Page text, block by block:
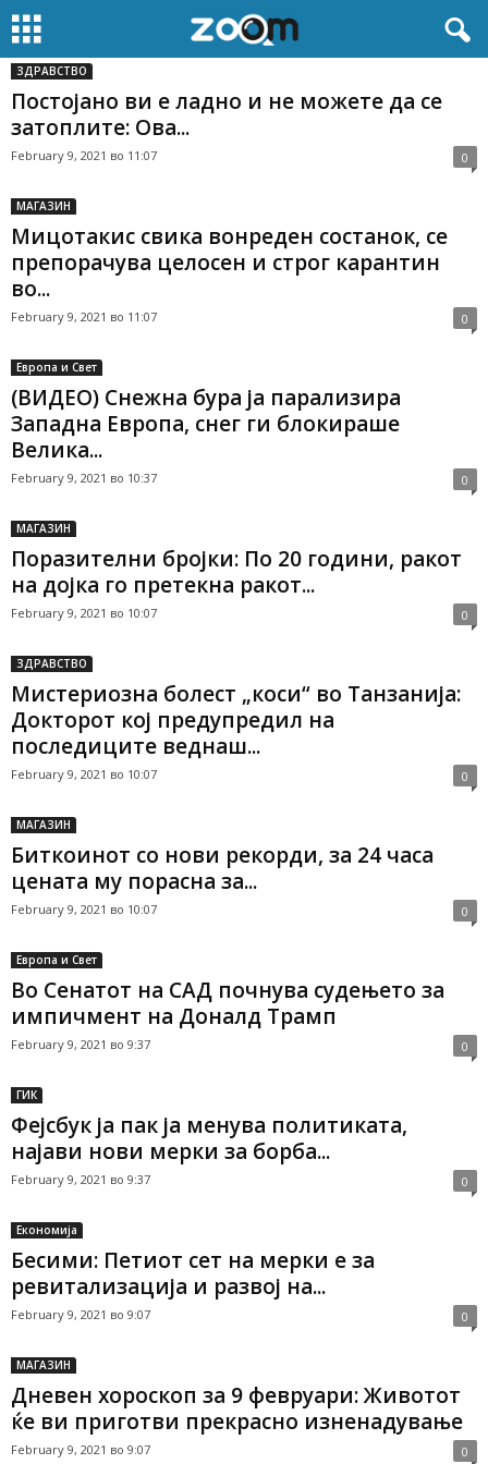
ЗДРАВСТВО
Постојано ви е ладно и не можете да се
затоплите: Ова...
February 9, 2021 во 11:07 0
МАГАЗИН
Мицотакис свика вонреден состанок, се
препорачува целосен и строг карантин
во...
February 9, 2021 во 11:07 0
Европа и Свет
(ВИДЕО) Снежна бура ја парализира
Западна Европа, снег ги блокираше
Велика...
February 9, 2021 во 10:37 0
МАГАЗИН
Поразителни бројки: По 20 години, ракот
на дојка го претекна ракот...
February 9, 2021 во 10:07 0
ЗДРАВСТВО
Мистериозна болест „коси“ во Танзанија:
Докторот кој предупредил на
последиците веднаш...
February 9, 2021 во 10:07 0
МАГАЗИН
Биткоинот со нови рекорди, за 24 часа
цената му порасна за...
February 9, 2021 во 10:07 0
Европа и Свет
Во Сенатот на САД почнува судењето за
импичмент на Доналд Трамп
February 9, 2021 во 9:37 0
ГИК
Фејсбук ја пак ја менува политиката,
најави нови мерки за борба...
February 9, 2021 во 9:37 0
Економија
Бесими: Петиот сет на мерки е за
ревитализација и развој на...
February 9, 2021 во 9:07 0
МАГАЗИН
Дневен хороскоп за 9 февруари: Жи­во­тот
ќе ви при­гот­ви прек­рас­но из­не­на­ду­ва­ње
February 9, 2021 во 9:07 0